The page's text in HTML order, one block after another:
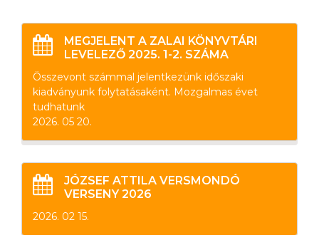
MEGJELENT A ZALAI KÖNYVTÁRI
LEVELEZŐ 2025. 1-2. SZÁMA
Összevont számmal jelentkezünk időszaki
kiadványunk folytatásaként. Mozgalmas évet
tudhatunk
2026. 05 20.
JÓZSEF ATTILA VERSMONDÓ
VERSENY 2026
2026. 02 15.